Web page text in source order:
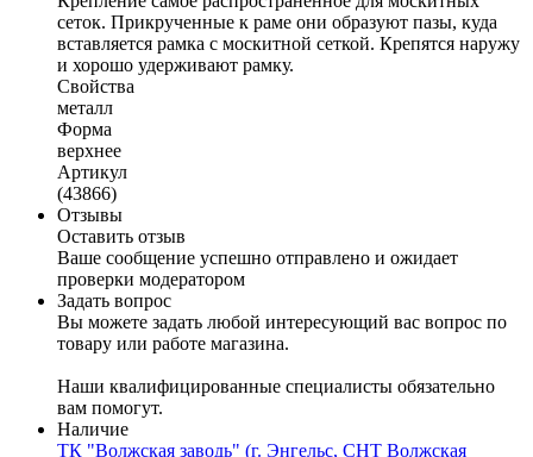
сеток. Прикрученные к раме они образуют пазы, куда
вставляется рамка с москитной сеткой. Крепятся наружу
и хорошо удерживают рамку.
Свойства
металл
Форма
верхнее
Артикул
(43866)
Отзывы
Оставить отзыв
Ваше сообщение успешно отправлено и ожидает
проверки модератором
Задать вопрос
Вы можете задать любой интересующий вас вопрос по
товару или работе магазина.
Наши квалифицированные специалисты обязательно
вам помогут.
Наличие
ТК "Волжская заводь" (г. Энгельс, СНТ Волжская